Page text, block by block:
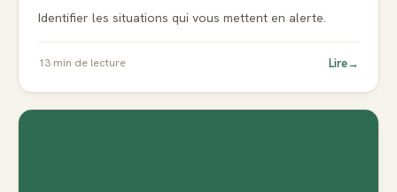
Identifier les situations qui vous mettent en alerte.
13 min de lecture Lire→